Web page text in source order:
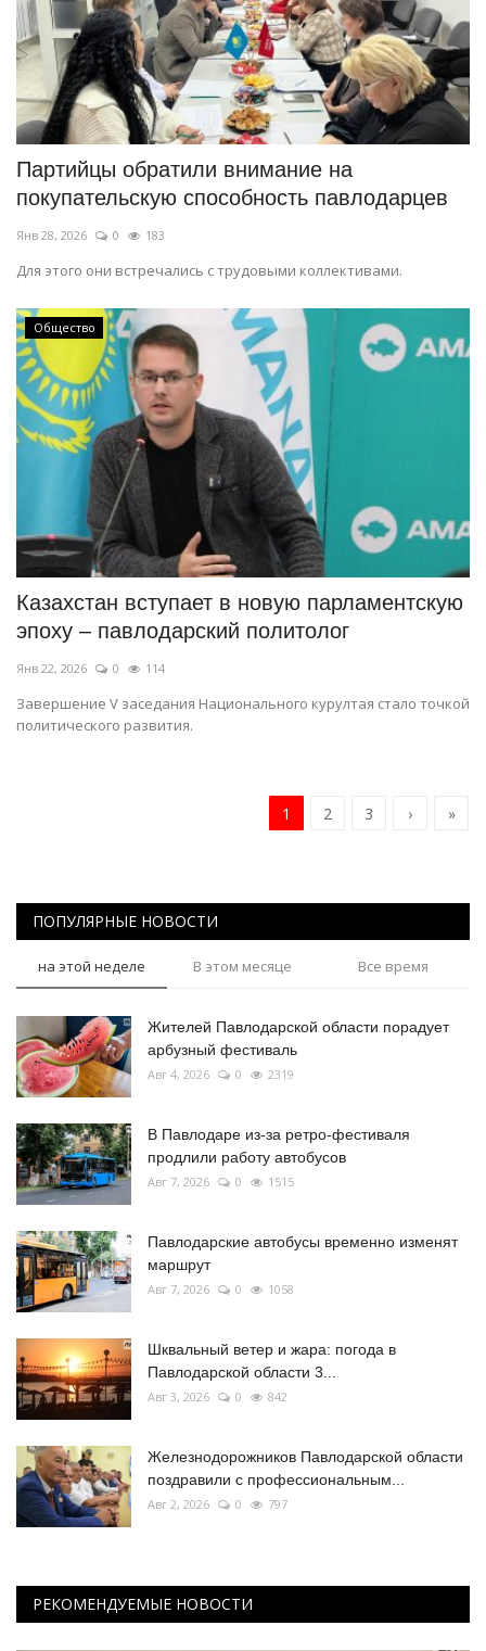
Партийцы обратили внимание на
покупательскую способность павлодарцев
Янв 28, 2026 0 183
Для этого они встречались с трудовыми коллективами.
Общество
Казахстан вступает в новую парламентскую
эпоху – павлодарский политолог
Янв 22, 2026 0 114
Завершение V заседания Национального курултая стало точкой
политического развития.
1 2 3 › »
ПОПУЛЯРНЫЕ НОВОСТИ
на этой неделе В этом месяце Все время
Жителей Павлодарской области порадует
арбузный фестиваль
Авг 4, 2026 0 2319
В Павлодаре из-за ретро-фестиваля
продлили работу автобусов
Авг 7, 2026 0 1515
Павлодарские автобусы временно изменят
маршрут
Авг 7, 2026 0 1058
Шквальный ветер и жара: погода в
Павлодарской области 3...
Авг 3, 2026 0 842
Железнодорожников Павлодарской области
поздравили с профессиональным...
Авг 2, 2026 0 797
РЕКОМЕНДУЕМЫЕ НОВОСТИ